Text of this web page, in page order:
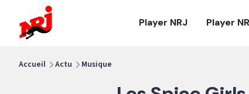
Player NRJ Player
Accueil Actu Musique